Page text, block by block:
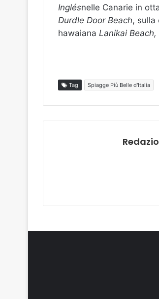
Inglésnelle Canarie in
Durdle Door Beach, sulla
hawaiana Lanikai Beach,
Tag Spiagge Più Belle d'Italia